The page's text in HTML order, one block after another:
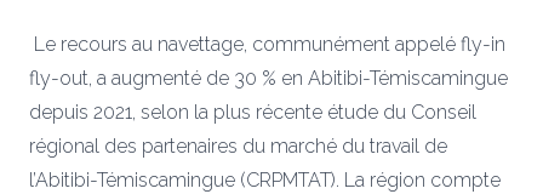
Le recours au navettage, communément appelé fly-in
fly-out, a augmenté de 30 % en Abitibi-Témiscamingue
depuis 2021, selon la plus récente étude du Conseil
régional des partenaires du marché du travail de
l’Abitibi-Témiscamingue (CRPMTAT). La région compte